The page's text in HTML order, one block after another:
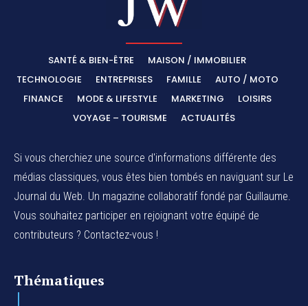
SANTÉ & BIEN-ÊTRE
MAISON / IMMOBILIER
TECHNOLOGIE
ENTREPRISES FAMILLE
AUTO / MOTO
FINANCE
MODE & LIFESTYLE MARKETING
LOISIRS
VOYAGE – TOURISME
ACTUALITÉS
Si vous cherchiez une source d'informations différente des
médias classiques, vous êtes bien tombés en naviguant sur Le
Journal du Web. Un magazine collaboratif fondé par Guillaume.
Vous souhaitez participer en rejoignant votre équipé de
contributeurs ? Contactez-vous !
Thématiques